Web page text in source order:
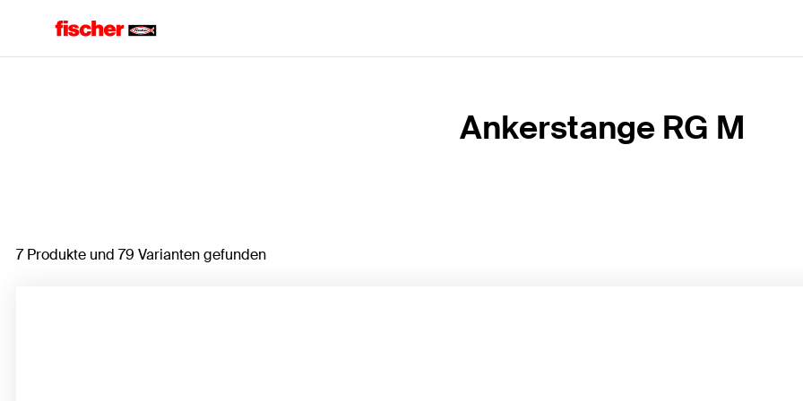
Ankerstange RG M
7 Produkte und 79 Varianten gefunden